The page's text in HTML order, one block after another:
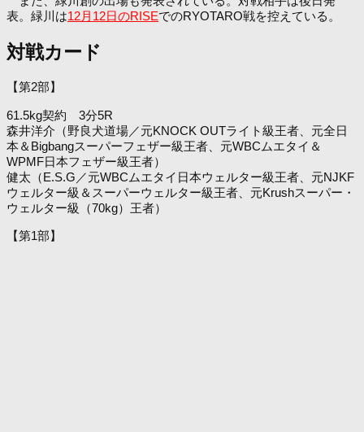
表。緑川は12月12日のRISEでのRYOTARO戦を控えている。
対戦カード
【第2部】
61.5kg契約 3分5R
森井洋介（野良犬道場／元KNOCK OUTライト級王者、元全日
本＆Bigbangスーパーフェザー級王者、元WBCムエタイ＆
WPMF日本フェザー級王者）
健太（E.S.G／元WBCムエタイ日本ウェルター級王者、元NJKF
ウェルター級＆スーパーウェルター級王者、元Krushスーパー・
ウェルター級（70kg）王者）
【第1部】